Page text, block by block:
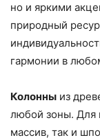
но и яркими
природный
гармонии в
Колонны из
любой зоны. Для
массив, так и